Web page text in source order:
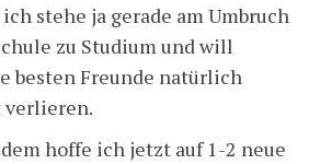
stehe ja gerade am Umbruch
zu Studium und will
besten Freunde natürlich
hoffe ich jetzt auf 1-2 neue